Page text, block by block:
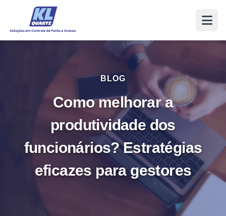
BLOG
Como melhorar a
produtividade dos
funcionários? Estratégias
eficazes para gestores